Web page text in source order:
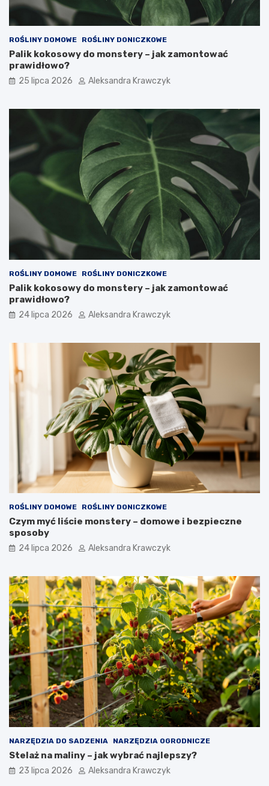
ROŚLINY DOMOWE ROŚLINY DONICZKOWE
Palik kokosowy do monstery – jak zamontować
prawidłowo?
25 lipca 2026 Aleksandra Krawczyk
ROŚLINY DOMOWE ROŚLINY DONICZKOWE
Palik kokosowy do monstery – jak zamontować
prawidłowo?
24 lipca 2026 Aleksandra Krawczyk
ROŚLINY DOMOWE ROŚLINY DONICZKOWE
Czym myć liście monstery – domowe i bezpieczne
sposoby
24 lipca 2026 Aleksandra Krawczyk
NARZĘDZIA DO SADZENIA NARZĘDZIA OGRODNICZE
Stelaż na maliny – jak wybrać najlepszy?
23 lipca 2026 Aleksandra Krawczyk